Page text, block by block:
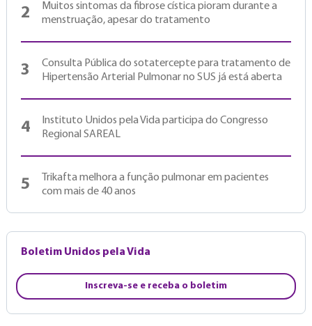
2
Muitos sintomas da fibrose cística pioram durante a
menstruação, apesar do tratamento
3
Consulta Pública do sotatercepte para tratamento de
Hipertensão Arterial Pulmonar no SUS já está aberta
4
Instituto Unidos pela Vida participa do Congresso
Regional SAREAL
5
Trikafta melhora a função pulmonar em pacientes
com mais de 40 anos
Boletim Unidos pela Vida
Inscreva-se e receba o boletim